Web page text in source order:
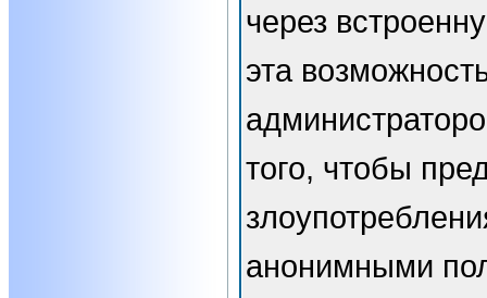
через
эта
того, чтобы
анонимными